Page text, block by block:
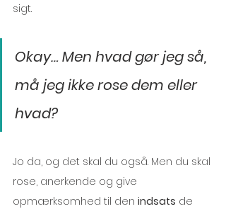
sigt.
Okay… Men hvad gør jeg så,
må jeg ikke rose dem eller
hvad?
Jo da, og det skal du også. Men du skal
rose, anerkende og give
opmærksomhed til den indsats de